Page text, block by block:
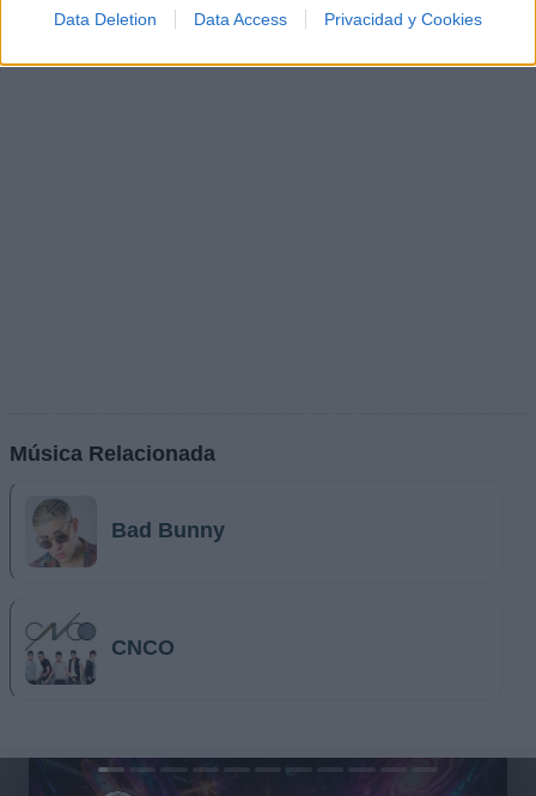
Data Deletion Data Access Privacidad y Cookies
Música Relacionada
Bad Bunny
CNCO